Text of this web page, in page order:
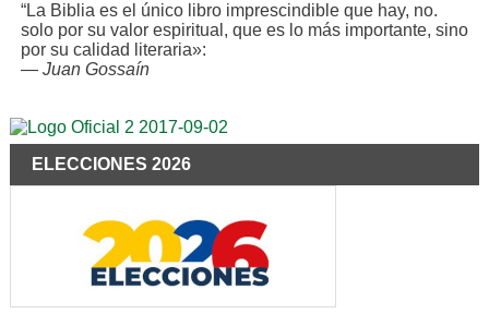
“La Biblia es el único libro imprescindible que hay, no.
solo por su valor espiritual, que es lo más importante, sino
por su calidad literaria»:
— Juan Gossaín
ELECCIONES 2026